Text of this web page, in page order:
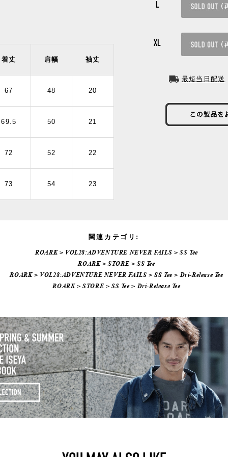
着丈 肩幅 袖丈
67 48 20
69.5 50 21
72 52 22
73 54 23
L
XL
最短当日配送
関連カテゴリ:
ROARK> VOL28:ADVENTURE NEVER FAILS >SS Tee
ROARK>STORE >SS Tee
ROARK> VOL28:ADVENTURE NEVER FAILS >SS Tee>Dri-Release Tee
ROARK>STORE >SS Tee>Dri-Release Tee